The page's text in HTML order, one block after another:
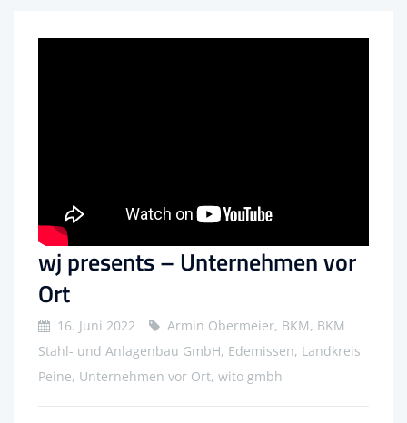
wj presents – Unternehmen vor
Ort
16. Juni 2022
Armin Obermeier, BKM, BKM
Stahl- und Anlagenbau GmbH, Edemissen, Landkreis
Peine, Unternehmen vor Ort, wito gmbh